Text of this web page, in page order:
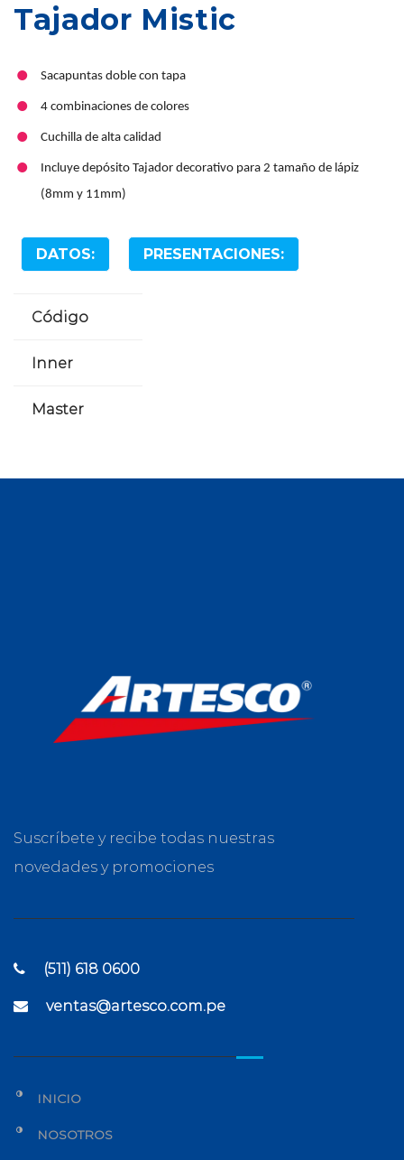
Tajador Mistic
Sacapuntas doble con tapa​
4 combinaciones de colores​
Cuchilla de alta calidad​
Incluye depósito Tajador decorativo para 2 tamaño de lápiz
(8mm y 11mm)
DATOS: PRESENTACIONES:
Código
Inner
Master
Suscríbete y recibe todas nuestras
novedades y promociones
(511) 618 0600
ventas@artesco.com.pe
INICIO
NOSOTROS